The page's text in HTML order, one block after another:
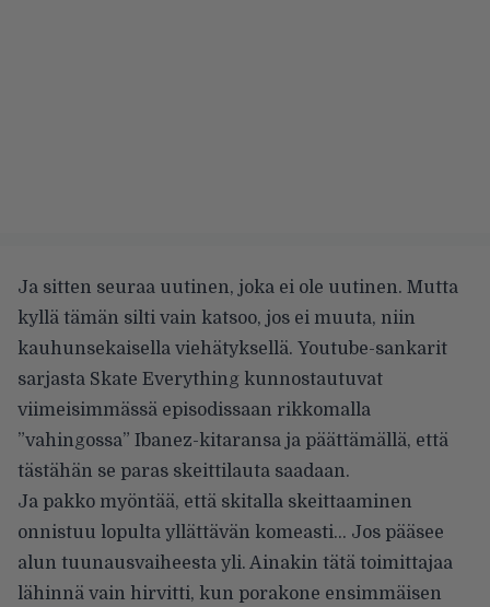
Ja sitten seuraa uutinen, joka ei ole uutinen. Mutta
kyllä tämän silti vain katsoo, jos ei muuta, niin
kauhunsekaisella viehätyksellä. Youtube-sankarit
sarjasta Skate Everything kunnostautuvat
viimeisimmässä episodissaan rikkomalla
”vahingossa” Ibanez-kitaransa ja päättämällä, että
tästähän se paras skeittilauta saadaan.
Ja pakko myöntää, että skitalla skeittaaminen
onnistuu lopulta yllättävän komeasti… Jos pääsee
alun tuunausvaiheesta yli. Ainakin tätä toimittajaa
lähinnä vain hirvitti, kun porakone ensimmäisen